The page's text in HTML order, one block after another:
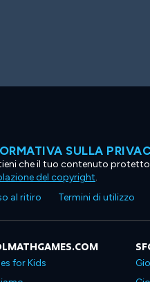
SULLA
che il tuo contenuto
del copyright.
al ritiro
Termini di utilizzo
for Kids